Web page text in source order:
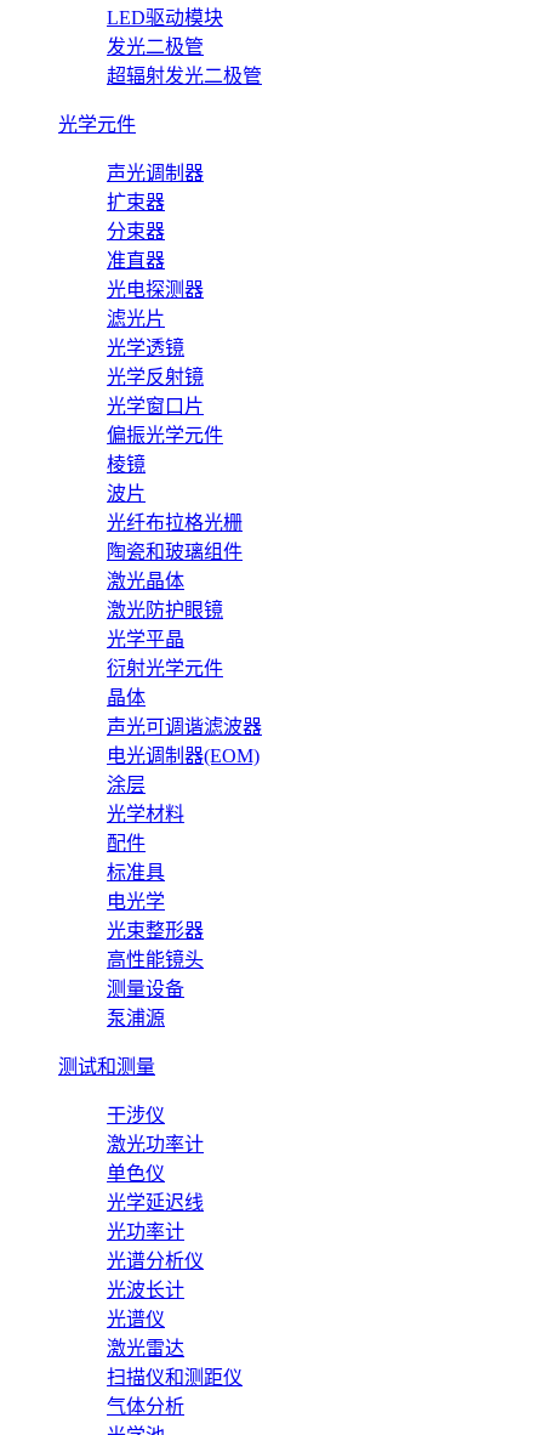
LED驱动模块
发光二极管
超辐射发光二极管
光学元件
声光调制器
扩束器
分束器
准直器
光电探测器
滤光片
光学透镜
光学反射镜
光学窗口片
偏振光学元件
棱镜
波片
光纤布拉格光栅
陶瓷和玻璃组件
激光晶体
激光防护眼镜
光学平晶
衍射光学元件
晶体
声光可调谐滤波器
电光调制器(EOM)
涂层
光学材料
配件
标准具
电光学
光束整形器
高性能镜头
测量设备
泵浦源
测试和测量
干涉仪
激光功率计
单色仪
光学延迟线
光功率计
光谱分析仪
光波长计
光谱仪
激光雷达
扫描仪和测距仪
气体分析